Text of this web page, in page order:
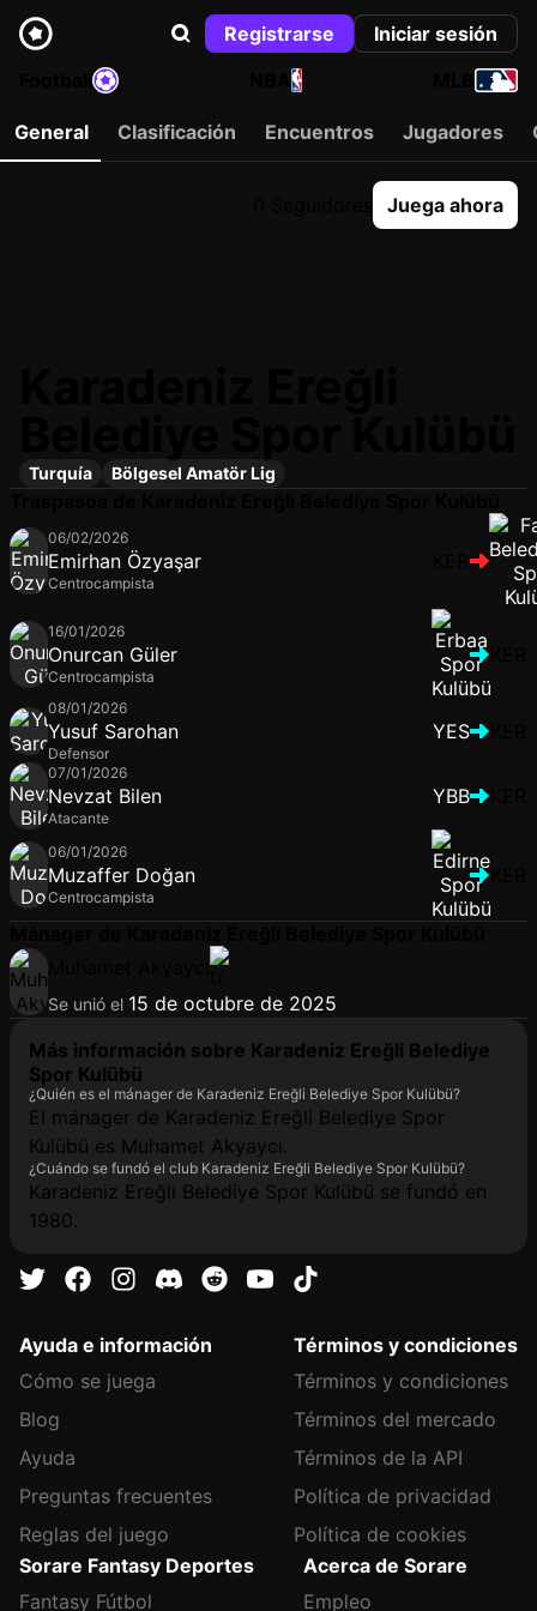
Registrarse
Iniciar sesión
NBA
General Clasificación Encuentros Jugadores
Juega ahora
Turquía Bölgesel Amatör Lig
06/02/2026
Emirhan Özyaşar
Centrocampista
16/01/2026
Onurcan Güler
Centrocampista
08/01/2026
Yusuf Sarohan
Defensor
YES
07/01/2026
Nevzat Bilen
Atacante
YBB
06/01/2026
Muzaffer Doğan
Centrocampista
Se unió el 15 de octubre de 2025
Más información sobre Karadeniz Ereğli Belediye
Spor Kulübü
¿Quién es el mánager de Karadeniz Ereğli Belediye Spor Kulübü?
El mánager de Karadeniz Ereğli Belediye Spor
Kulübü es Muhamet Akyaycı.
¿Cuándo se fundó el club Karadeniz Ereğli Belediye Spor Kulübü?
Karadeniz Ereğli Belediye Spor Kulübü se fundó en
1980.
Ayuda e información
Cómo se juega
Blog
Ayuda
Preguntas frecuentes
Reglas del juego
Términos y condiciones
Términos y condiciones
Términos del mercado
Términos de la API
Política de privacidad
Política de cookies
Sorare Fantasy Deportes
Fantasy Fútbol
Acerca de Sorare
Empleo